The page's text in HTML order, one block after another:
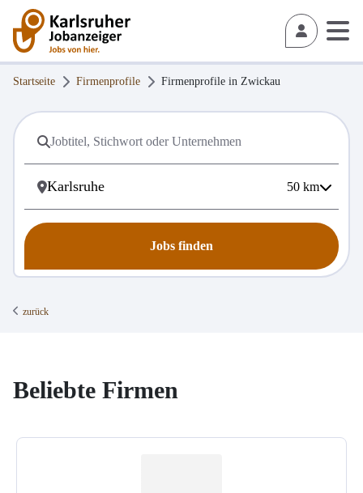
Startseite Firmenprofile Firmenprofile in Zwickau
50 km
Jobs finden
zurück
Beliebte Firmen